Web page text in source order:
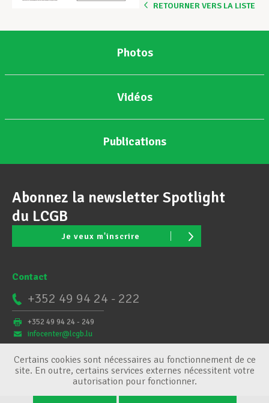
RETOURNER VERS LA LISTE
Photos
Vidéos
Publications
Abonnez la newsletter Spotlight
du LCGB
Je veux m'inscrire
Contact
+352 49 94 24 - 222
+352 49 94 24 - 249
infocenter@lcgb.lu
Certains cookies sont nécessaires au fonctionnement de ce
site. En outre, certains services externes nécessitent votre
autorisation pour fonctionner.